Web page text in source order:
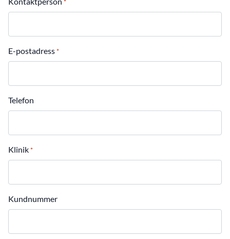
*
E-postadress *
Telefon
Klinik *
Kundnummer